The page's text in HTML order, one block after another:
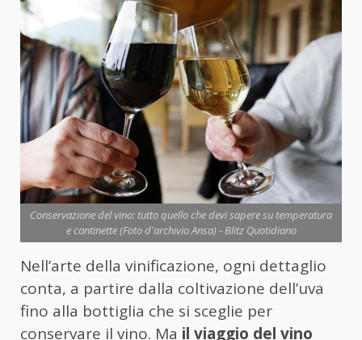
Conservazione del vino: tutto quello che devi sapere su temperatura
e cantinette (Foto d'archivio Ansa) - Blitz Quotidiano
Nell’arte della vinificazione, ogni dettaglio
conta, a partire dalla coltivazione dell’uva
fino alla bottiglia che si sceglie per
conservare il vino. Ma il viaggio del vino